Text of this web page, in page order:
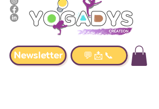
Newsletter 💬📩📞